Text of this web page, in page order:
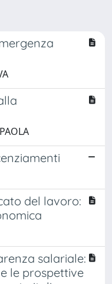
del lavoro:
salariale:
le prospettive